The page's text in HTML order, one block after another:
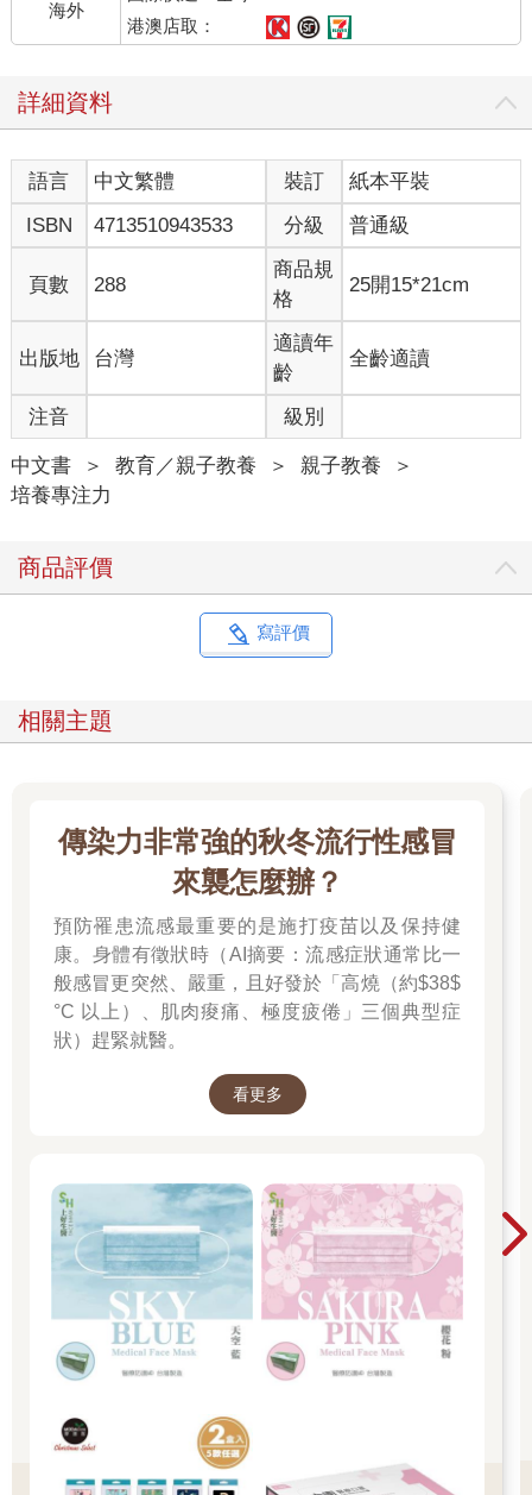
聚焦式注意力使孩子保持警醒、不分心且聚焦。不過，當孩子運
注意力並非截然不同，只是為了方便解釋才如此區別。邱陽創巴
仁波切是最早把藏傳佛教觀念翻譯成世俗語言，並帶到西方弘法
的先驅。他指出聚焦式注意力（不分心、警醒且聚焦的注意
力），占了廣泛式注意力的25%。因此，若沒有聚焦式注意力，
就沒有廣泛式注意力。
這兩種注意力的運作，由名為「執行功能」的互聯神經網絡負責
調節，能「由上而下」管控目標導向的行為。換句話說，資訊的
處理由大腦開始，相對於「由下而上」的處理方式，也就是資訊
的處理從身體感官開始。鍛鍊聚焦力，可使調節執行功能的神經
網絡變得愈來愈強大。如同舉重可強化身體肌肉，心智練習也可
以使新的神經路徑增生，同時強化既有的神經路徑。這正是科學
家所謂的「神經可塑性」。神經可塑性指的是，大腦的神經元與
神經網絡，具有因應經驗發生變化的能力。神經學家經常這麼描
述神經可塑性：「神經元一齊開火，一齊串連」；換句話說，孩
子愈常使用某條神經網絡，神經可塑性的效果就愈顯著。
經常使用的核心能力，例如記住資訊、自我調整情緒、留意與轉
移注意力。當孩子在玩看似簡單的遊戲，例如「紅綠燈」、「頭
兒肩膀膝腳趾」與「老師說」，需要集中注意力、記住規則，並
展現控制能力，其實就是在發展核心的執行能力。
要孩子長時間安靜坐著，其實有點強人所難，因此，讓孩子有機
會伸展、搖擺或做出一致動作的遊戲是非常重要的，以好玩的方
定自己的身體界線；例如，在有些遊戲中，年幼的孩子可以和別
人或某個東西靠得很近，但不會碰觸到對方。年紀較大的孩子與
青少年在長時間靜心之前，先做一些動態遊戲也很有幫助，可以
讓他們靜下心來。以正念為基礎的動態活動，不只能讓孩子伸展
與動一動身體，還能幫助孩子發展自我調整力，讓難以平靜下來
的人有機會順利靜下心來，同時讓每個人有機會釋放多餘能量。
帶領孩子學習樹懶的緩慢動作，以發展聚焦力。運用艾瑞‧卡爾
（Eric Carle）的繪本《好慢、好慢、好慢的樹懶》（＂Slowly,
Slowly, Slowly,”Said the Sloth）來練習，可增添不少樂趣。不使
用繪本也沒關係，可以直接請孩子在緩慢移動一隻手臂或一條腿
一邊做慢動作，一邊留意身體的感覺，以此練習聚焦力。
生活能力：聚焦力
適合年齡：所有年齡
練習步驟：
1.大家一起試著用很慢的速度做動作（帶領者先示範用慢動作舉
2.準備好了嗎？確定四周有足夠的活動空間，不會撞到任何人或
東西。3.先很慢的抬起一條腿。腿在動時，留意全身的感覺，不
只是腿部的感覺。
海外
港澳店取：
詳細資料
語言 中文繁體 裝訂
紙本平裝
ISBN
4713510943533 分級 普通級
頁數 288
商品規
格
25開15*21cm
出版地 台灣
適讀年
齡
全齡適讀
注音 級別
中文書 ＞ 教育／親子教養 ＞ 親子教養
＞
培養專注力
商品評價
寫評價
相關主題
傳染力非常強的秋冬流行性感冒
來襲怎麼辦？
預防罹患流感最重要的是施打疫苗以及保持健
康。身體有徵狀時（AI摘要：流感症狀通常比一
般感冒更突然、嚴重，且好發於「高燒（約$38$
°C 以上）、肌肉痠痛、極度疲倦」三個典型症
狀）趕緊就醫。
看更多